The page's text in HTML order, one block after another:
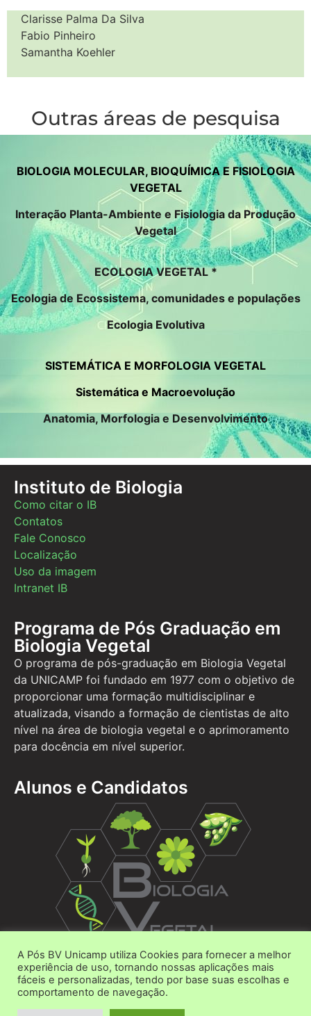
Clarisse Palma Da Silva
Fabio Pinheiro
Samantha Koehler
Outras áreas de pesquisa
BIOLOGIA MOLECULAR, BIOQUÍMICA E FISIOLOGIA
VEGETAL
Interação Planta-Ambiente e Fisiologia da Produção
Vegetal
ECOLOGIA VEGETAL *
Ecologia de Ecossistema, comunidades e populações
Ecologia Evolutiva
SISTEMÁTICA E MORFOLOGIA VEGETAL
Sistemática e Macroevolução
Anatomia, Morfologia e Desenvolvimento
Instituto de Biologia
Como citar o IB
Contatos
Fale Conosco
Localização
Uso da imagem
Intranet IB
Programa de Pós Graduação em
Biologia Vegetal
O programa de pós-graduação em Biologia Vegetal
da UNICAMP foi fundado em 1977 com o objetivo de
proporcionar uma formação multidisciplinar e
atualizada, visando a formação de cientistas de alto
nível na área de biologia vegetal e o aprimoramento
para docência em nível superior.
Alunos e Candidatos
Área do Aluno
Área do Candidato
Contato
A Pós BV Unicamp utiliza Cookies para fornecer a melhor
experiência de uso, tornando nossas aplicações mais
fáceis e personalizadas, tendo por base suas escolhas e
comportamento de navegação.